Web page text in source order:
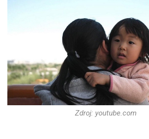
Zdroj: youtube.com